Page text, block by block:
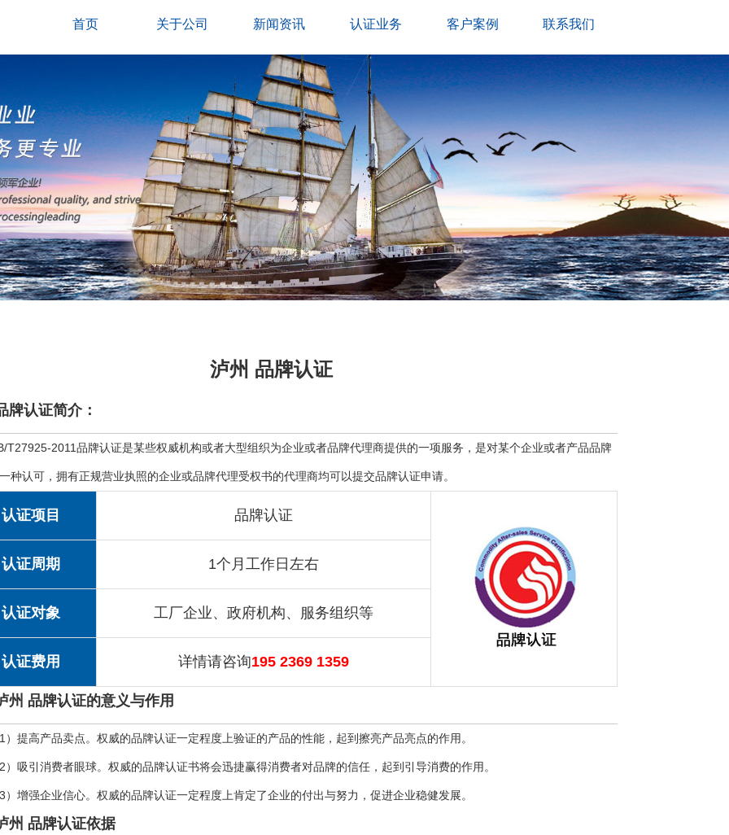
首页 关于公司 新闻资讯 认证业务 客户案例 联系我们
泸州 品牌认证
牌认证简介：
T27925-2011品牌认证是某些权威机构或者大型组织为企业或者品牌代理商提供的一项服务，是对某个企业或者产品品牌
种认可，拥有正规营业执照的企业或品牌代理受权书的代理商均可以提交品牌认证申请。
认证项目 品牌认证
认证周期 1个月工作日左右
认证对象 工厂企业、政府机构、服务组织等
认证费用 详情请咨询195 2369 1359
州 品牌认证的意义与作用
）提高产品卖点。权威的品牌认证一定程度上验证的产品的性能，起到擦亮产品亮点的作用。
）吸引消费者眼球。权威的品牌认证书将会迅捷赢得消费者对品牌的信任，起到引导消费的作用。
）增强企业信心。权威的品牌认证一定程度上肯定了企业的付出与努力，促进企业稳健发展。
州 品牌认证依据